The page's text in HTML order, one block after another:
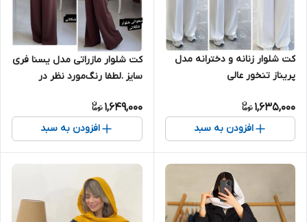
کت شلوار زنانه و دخترانه مدل
پریناز تنخور عالی
1,635,000
افزودن به سبد
کت شلوار مازراتی مدل یسنا فری
سایز .لطفا رنگ‌مورد نظر در
1,649,000
افزودن به سبد